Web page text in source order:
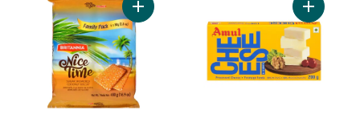
Ajouter Les biscuits Nice Time au panier
Ajouter